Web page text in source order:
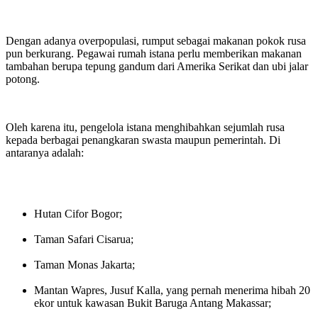
Dengan adanya overpopulasi, rumput sebagai makanan pokok rusa
pun berkurang. Pegawai rumah istana perlu memberikan makanan
tambahan berupa tepung gandum dari Amerika Serikat dan ubi jalar
potong.
Oleh karena itu, pengelola istana menghibahkan sejumlah rusa
kepada berbagai penangkaran swasta maupun pemerintah. Di
antaranya adalah:
Hutan Cifor Bogor;
Taman Safari Cisarua;
Taman Monas Jakarta;
Mantan Wapres, Jusuf Kalla, yang pernah menerima hibah 20
ekor untuk kawasan Bukit Baruga Antang Makassar;